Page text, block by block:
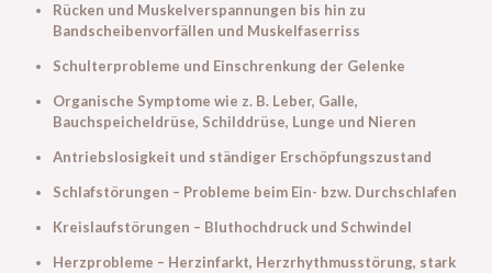
Rücken und Muskelverspannungen bis hin zu
Bandscheibenvorfällen und Muskelfaserriss
Schulterprobleme und Einschrenkung der Gelenke
Organische Symptome wie z. B. Leber, Galle,
Bauchspeicheldrüse, Schilddrüse, Lunge und Nieren
Antriebslosigkeit und ständiger Erschöpfungszustand
Schlafstörungen – Probleme beim Ein- bzw. Durchschlafen
Kreislaufstörungen – Bluthochdruck und Schwindel
Herzprobleme – Herzinfarkt, Herzrhythmusstörung, stark